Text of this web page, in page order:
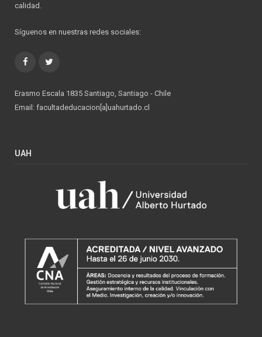
calidad.
Síguenos en nuestras redes sociales:
Facebook
Erasmo Escala 1835 Santiago, Santiago - Chile
Email: facultadeducacion[a]uahurtado.cl
UAH